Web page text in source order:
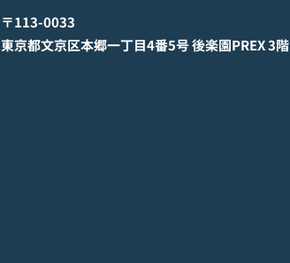
StoreとApp Storeから全世界に
向けて正式リリース！ #ぼのぼの
​〒113-0033
​東京都文京区本郷一丁目4番5号 後楽園PREX 3階